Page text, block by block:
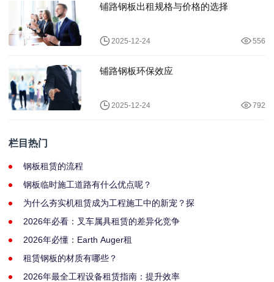
铺路钢板出租规格与价格的选择
2025-12-24 556
铺路钢板环保效应
2025-12-24 792
栏目热门
钢板租赁的流程
钢板临时施工道路有什么优点呢？
为什么夯实机租赁成为工程施工中的新宠？探
2026年必看：叉车属具租赁的差异化竞争
2026年必懂：Earth Auger租
租赁钢板的材质有哪些？
2026年最全工程设备租赁指南：提升效率